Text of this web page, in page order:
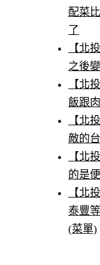
配菜
了
【北
之後
【北
飯跟
【北
敵的
【北
的是
【北
泰豐
(菜單)